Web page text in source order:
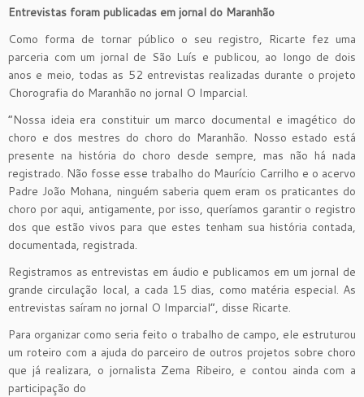
Entrevistas foram publicadas em jornal do Maranhão
Como forma de tornar público o seu registro, Ricarte fez uma
parceria com um jornal de São Luís e publicou, ao longo de dois
anos e meio, todas as 52 entrevistas realizadas durante o projeto
Chorografia do Maranhão no jornal O Imparcial.
“Nossa ideia era constituir um marco documental e imagético do
choro e dos mestres do choro do Maranhão. Nosso estado está
presente na história do choro desde sempre, mas não há nada
registrado. Não fosse esse trabalho do Maurício Carrilho e o acervo
Padre João Mohana, ninguém saberia quem eram os praticantes do
choro por aqui, antigamente, por isso, queríamos garantir o registro
dos que estão vivos para que estes tenham sua história contada,
documentada, registrada.
Registramos as entrevistas em áudio e publicamos em um jornal de
grande circulação local, a cada 15 dias, como matéria especial. As
entrevistas saíram no jornal O Imparcial”, disse Ricarte.
Para organizar como seria feito o trabalho de campo, ele estruturou
um roteiro com a ajuda do parceiro de outros projetos sobre choro
que já realizara, o jornalista Zema Ribeiro, e contou ainda com a
participação do